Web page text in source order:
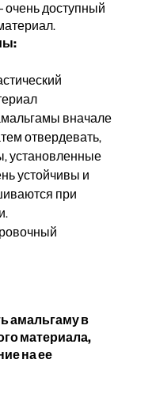
очень доступный
вначале
отвердевать,
установленные
устойчивы и
при
амальгаму в
материала,
на ее